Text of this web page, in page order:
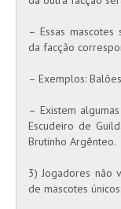
– Essas
da facção
– Exemplos:
– Existem
Escudeiro de
Brutinho Argênteo.
3) Jogadores não
de mascotes